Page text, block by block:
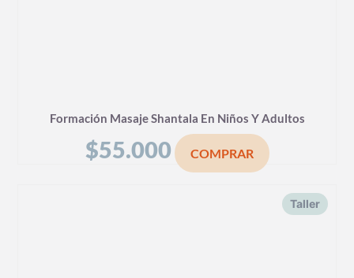
Formación Masaje Shantala En Niños Y Adultos
$55.000 COMPRAR
Taller